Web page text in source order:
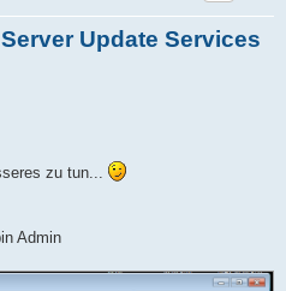
Update Services
zu tun...
Admin